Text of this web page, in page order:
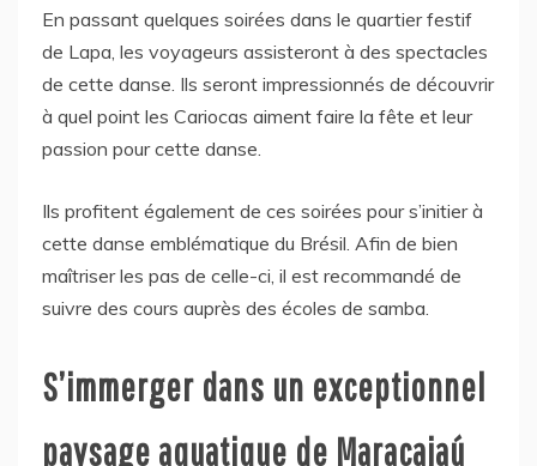
En passant quelques soirées dans le quartier festif
de Lapa, les voyageurs assisteront à des spectacles
de cette danse. Ils seront impressionnés de découvrir
à quel point les Cariocas aiment faire la fête et leur
passion pour cette danse.
Ils profitent également de ces soirées pour s’initier à
cette danse emblématique du Brésil. Afin de bien
maîtriser les pas de celle-ci, il est recommandé de
suivre des cours auprès des écoles de samba.
S’immerger dans un exceptionnel
paysage aquatique de Maracajaú